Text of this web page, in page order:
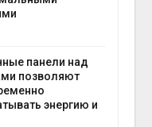
панели над
позволяют
энергию и